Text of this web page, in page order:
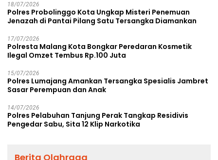
18/07/2026
Polres Probolinggo Kota Ungkap Misteri Penemuan
Jenazah di Pantai Pilang Satu Tersangka Diamankan
17/07/2026
Polresta Malang Kota Bongkar Peredaran Kosmetik
Ilegal Omzet Tembus Rp.100 Juta
15/07/2026
Polres Lumajang Amankan Tersangka Spesialis Jambret
Sasar Perempuan dan Anak
14/07/2026
Polres Pelabuhan Tanjung Perak Tangkap Residivis
Pengedar Sabu, Sita 12 Klip Narkotika
Berita Olahraga